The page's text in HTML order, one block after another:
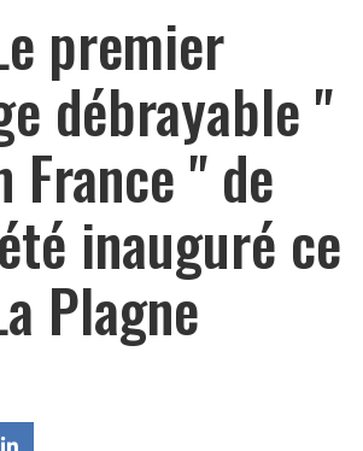
premier
débrayable "
France " de
inauguré ce
Plagne